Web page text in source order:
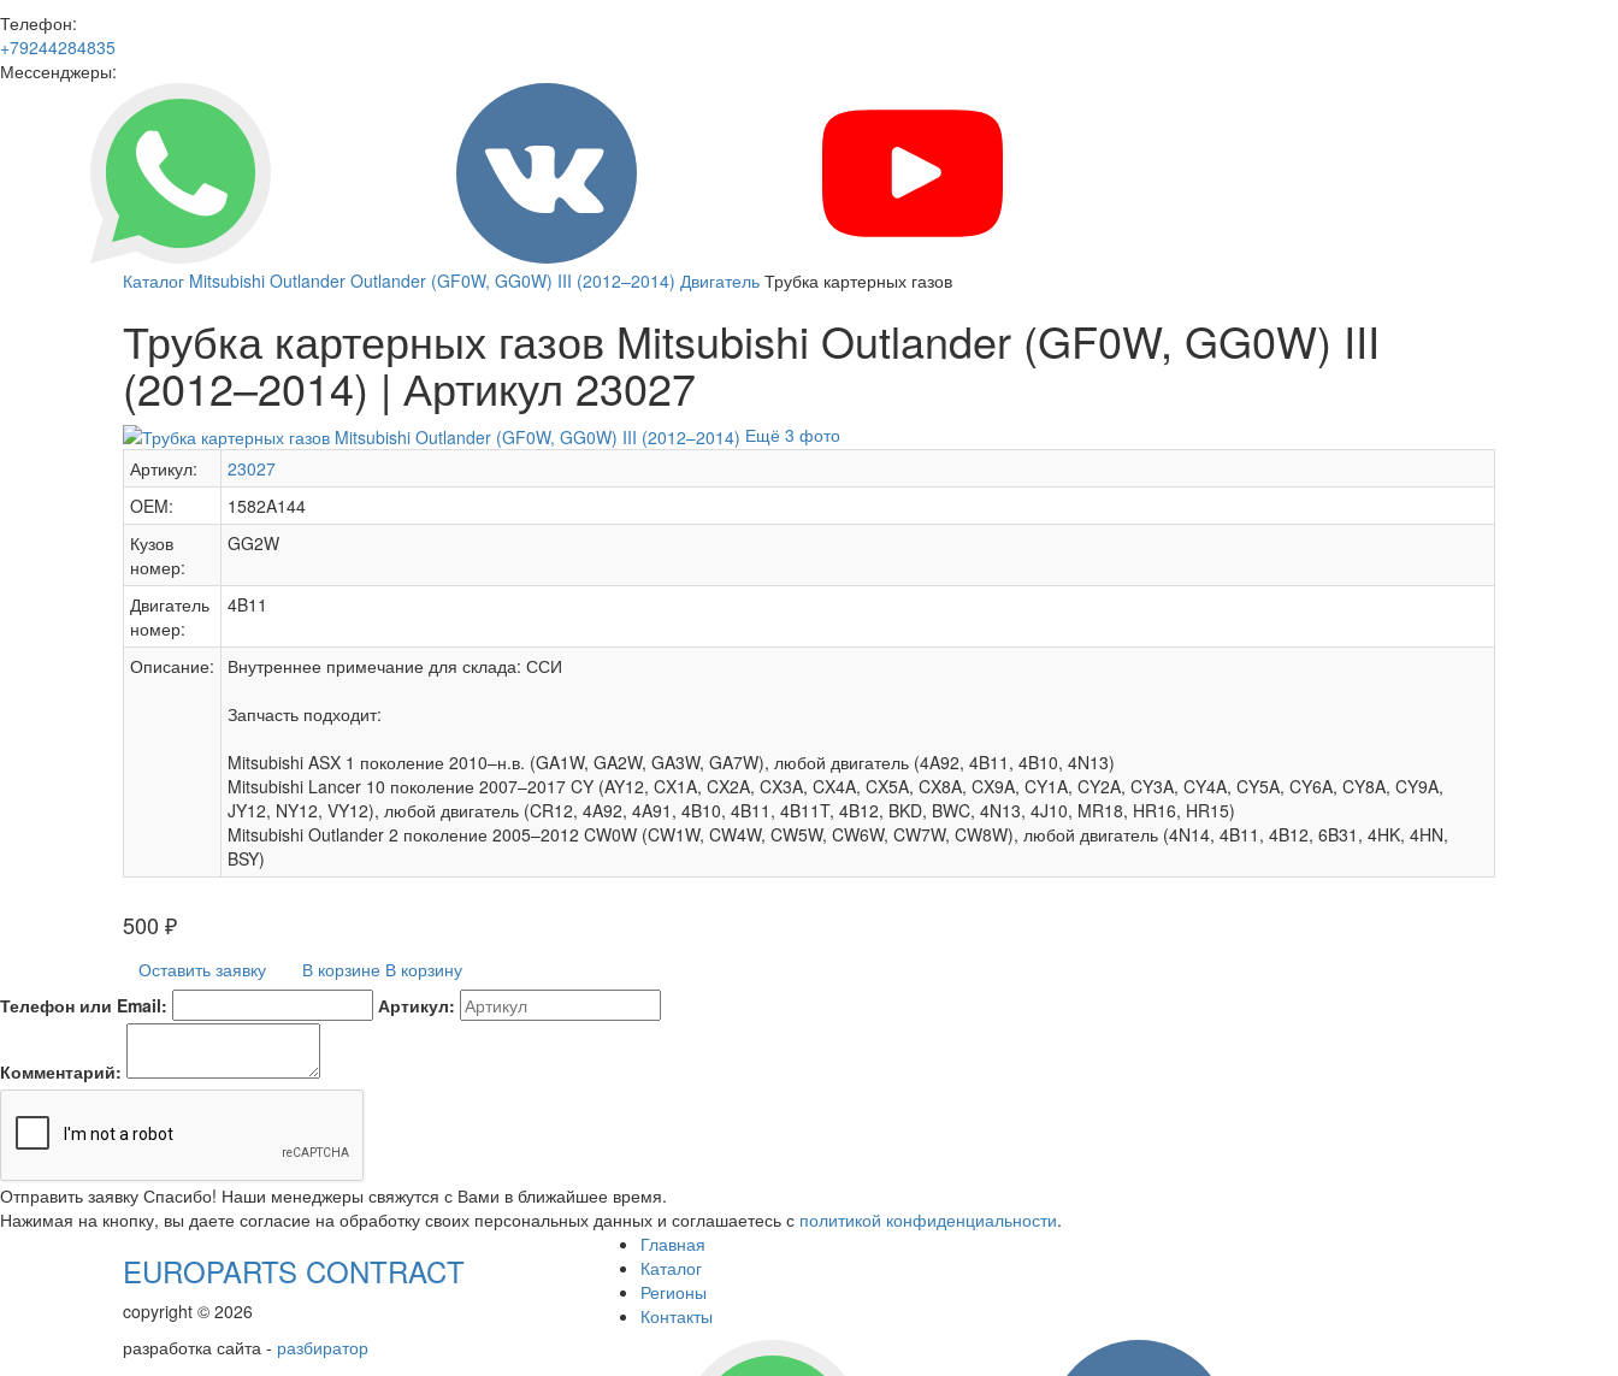
Телефон:
+79244284835
Мессенджеры:
Каталог Mitsubishi Outlander Outlander (GF0W, GG0W) III (2012–2014) Двигатель Трубка картерных газов
Трубка картерных газов Mitsubishi Outlander (GF0W, GG0W) III
(2012–2014) | Артикул 23027
Ещё 3 фото
Артикул:
23027
OEM:
1582A144
Кузов
номер:
GG2W
Двигатель
номер:
4B11
Описание:
Внутреннее примечание для склада: ССИ
Запчасть подходит:
Mitsubishi ASX 1 поколение 2010–н.в. (GA1W, GA2W, GA3W, GA7W), любой двигатель (4A92, 4B11, 4B10, 4N13)
Mitsubishi Lancer 10 поколение 2007–2017 CY (AY12, CX1A, CX2A, CX3A, CX4A, CX5A, CX8A, CX9A, CY1A, CY2A, CY3A, CY4A, CY5A, CY6A, CY8A, CY9A,
JY12, NY12, VY12), любой двигатель (CR12, 4A92, 4A91, 4B10, 4B11, 4B11T, 4B12, BKD, BWC, 4N13, 4J10, MR18, HR16, HR15)
Mitsubishi Outlander 2 поколение 2005–2012 CW0W (CW1W, CW4W, CW5W, CW6W, CW7W, CW8W), любой двигатель (4N14, 4B11, 4B12, 6B31, 4HK, 4HN,
BSY)
500 ₽
Оставить заявку В корзине В корзину
Телефон или Email:
Артикул:
Комментарий:
Отправить заявку Спасибо! Наши менеджеры свяжутся с Вами в ближайшее время.
Нажимая на кнопку, вы даете согласие на обработку своих персональных данных и соглашаетесь с политикой конфиденциальности.
EUROPARTS CONTRACT
copyright © 2026
разработка сайта - разбиратор
Главная
Каталог
Регионы
Контакты